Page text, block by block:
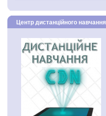
Центр дистанційного навчання